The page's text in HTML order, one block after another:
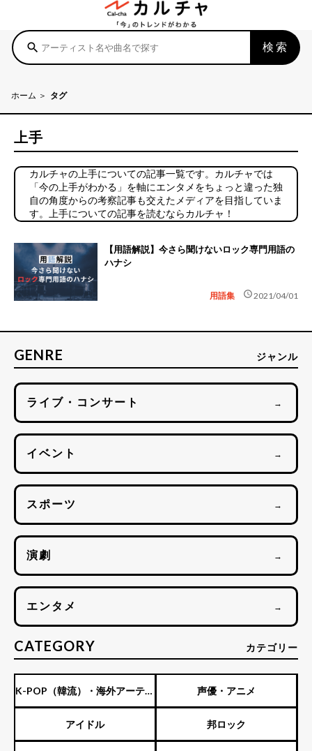
search 検索
ホーム タグ
上手
カルチャの上手についての記事一覧です。カルチャでは
「今の上手がわかる」を軸にエンタメをちょっと違った独
自の角度からの考察記事も交えたメディアを目指していま
す。上手についての記事を読むならカルチャ！
【用語解説】今さら聞けないロック専門用語の
ハナシ
用語集 schedule2021/04/01
GENRE ジャンル
ライブ・コンサート →
イベント →
スポーツ →
演劇 →
エンタメ →
CATEGORY カテゴリー
K-POP（韓流）・海外アーティ
スト
声優・アニメ
アイドル 邦ロック